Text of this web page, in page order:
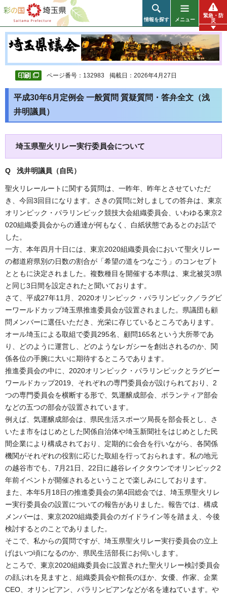
彩の国 埼玉県
情報を探す メニュー
緊急・防
災
ページ番号：132983 掲載日：2026年4月27日
平成30年6月定例会 一般質問 質疑質問・答弁全文（浅
井明議員）
埼玉県聖火リレー実行委員会について
Q 浅井明議員（自民）
聖火リレールートに関する質問は、一昨年、昨年とさせていただ
き、今回3回目になります。さきの質問に対しましての答弁は、東京
オリンピック・パラリンピック競技大会組織委員会、いわゆる東京2
020組織委員会からの通達が何もなく、白紙状態であるとのお話で
した。
一方、本年四月十日には、東京2020組織委員会において聖火リレー
の都道府県別の日数の割合が「希望の道をつなごう」のコンセプト
とともに決定されました。複数種目を開催する本県は、東北被災3県
と同じ3日間を設定されたと聞いております。
さて、平成27年11月、2020オリンピック・パラリンピック／ラグビ
ーワールドカップ埼玉県推進委員会が設置されました。県議団も顧
問メンバーに選任いただき、光栄に存じているところであります。
オール埼玉による取組で委員295名、顧問165名という大所帯であ
り、どのように運営し、どのようなレガシーを創出されるのか、関
係各位の手腕に大いに期待するところであります。
推進委員会の中に、2020オリンピック・パラリンピックとラグビー
ワールドカップ2019、それぞれの専門委員会が設けられており、2
つの専門委員会を横断する形で、気運醸成部会、ボランティア部会
などの五つの部会が設置されています。
例えば、気運醸成部会は、県民生活スポーツ局長を部会長とし、さ
いたま市をはじめとした関係自治体や埼玉新聞社をはじめとした民
間企業により構成されており、定期的に会合を行いながら、各関係
機関がそれぞれの役割に応じた取組を行っておられます。私の地元
の越谷市でも、7月21日、22日に越谷レイクタウンでオリンピック2
年前イベントが開催されるということで楽しみにしております。
また、本年5月18日の推進委員会の第4回総会では、埼玉県聖火リレ
ー実行委員会の設置についての報告がありました。報告では、構成
メンバーは、東京2020組織委員会のガイドライン等を踏まえ、今後
検討するとのことでありました。
そこで、私からの質問ですが、埼玉県聖火リレー実行委員会の立上
げはいつ頃になるのか、県民生活部長にお伺いします。
ところで、東京2020組織委員会に設置された聖火リレー検討委員会
の顔ぶれを見ますと、組織委員会や館長のほか、女優、作家、企業
CEO、オリンピアン、パラリンピアンなどが名を連ねています。や